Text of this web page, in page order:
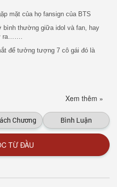
mặt của họ fansign của BTS
bình thường giữa idol và fan, hay
ra…….
để tưởng tượng 7 cô gái đó là
Xem thêm »
Chương Bình Luận
TỪ ĐẦU